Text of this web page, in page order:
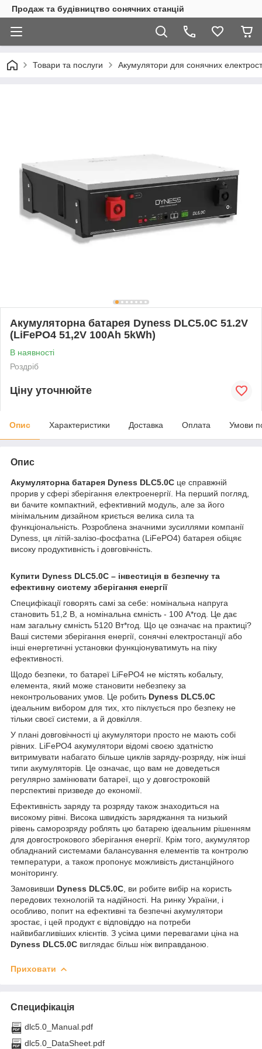
Продаж та будівництво сонячних станцій
Товари та послуги Акумулятори для сонячних
Акумуляторна батарея Dyness DLC5.0C 51.2V
(LiFePO4 51,2V 100Ah 5kWh)
В наявності
Роздріб
Ціну уточнюйте
Опис Характеристики Доставка Оплата Умови
Опис
Акумуляторна батарея Dyness DLC5.0C це справжній
прорив у сфері зберігання електроенергії. На перший погляд,
ви бачите компактний, ефективний модуль, але за його
мінімальним дизайном криється велика сила та
функціональність. Розроблена значними зусиллями компанії
Dyness, ця літій-залізо-фосфатна (LiFePO4) батарея обіцяє
високу продуктивність і довговічність.
Купити Dyness DLC5.0C – інвестиція в безпечну та
ефективну систему зберігання енергії
Специфікації говорять самі за себе: номінальна напруга
становить 51,2 В, а номінальна ємність - 100 А*год. Це дає
нам загальну ємність 5120 Вт*год. Що це означає на практиці?
Ваші системи зберігання енергії, сонячні електростанції або
інші енергетичні установки функціонуватимуть на піку
ефективності.
Щодо безпеки, то батареї LiFePO4 не містять кобальту,
елемента, який може становити небезпеку за
неконтрольованих умов. Це робить Dyness DLC5.0C
ідеальним вибором для тих, хто піклується про безпеку не
тільки своєї системи, а й довкілля.
У плані довговічності ці акумулятори просто не мають собі
рівних. LiFePO4 акумулятори відомі своєю здатністю
витримувати набагато більше циклів заряду-розряду, ніж інші
типи акумуляторів. Це означає, що вам не доведеться
регулярно замінювати батареї, що у довгостроковій
перспективі призведе до економії.
Ефективність заряду та розряду також знаходиться на
високому рівні. Висока швидкість заряджання та низький
рівень саморозряду роблять цю батарею ідеальним рішенням
для довгострокового зберігання енергії. Крім того, акумулятор
обладнаний системами балансування елементів та контролю
температури, а також пропонує можливість дистанційного
моніторингу.
Замовивши Dyness DLC5.0C , ви робите вибір на користь
передових технологій та надійності. На ринку України, і
особливо, попит на ефективні та безпечні акумулятори
зростає, і цей продукт є відповіддю на потреби
найвибагливіших клієнтів. З усіма цими перевагами ціна на
Dyness DLC5.0C виглядає більш ніж виправданою.
Приховати
Специфікація
dlc5.0_Manual.pdf
dlc5.0_DataSheet.pdf